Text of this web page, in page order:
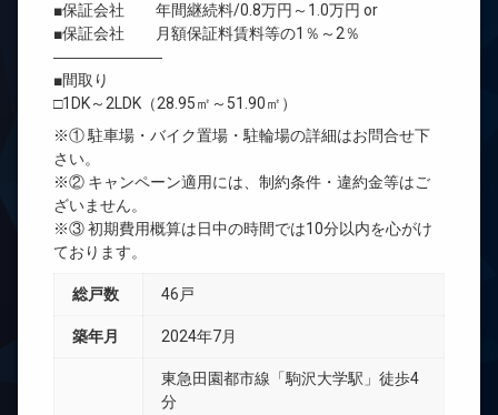
■保証会社 年間継続料/0.8万円～1.0万円 or
■保証会社 月額保証料賃料等の1％～2％
―――――――
■間取り
□1DK～2LDK（28.95㎡～51.90㎡）
※① 駐車場・バイク置場・駐輪場の詳細はお問合せ下
さい。
※② キャンペーン適用には、制約条件・違約金等はご
ざいません。
※③ 初期費用概算は日中の時間では10分以内を心がけ
ております。
総戸数 46戸
築年月 2024年7月
東急田園都市線「駒沢大学駅」徒歩4
分